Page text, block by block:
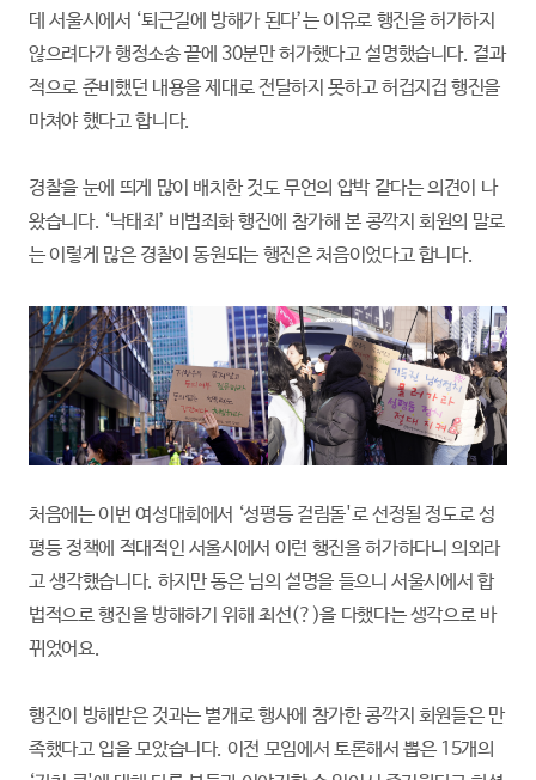
데 서울시에서 ‘퇴근길에 방해가 된다’는 이유로 행진을 허가하지
않으려다가 행정소송 끝에 30분만 허가했다고 설명했습니다. 결과
적으로 준비했던 내용을 제대로 전달하지 못하고 허겁지겁 행진을
마쳐야 했다고 합니다.
경찰을 눈에 띄게 많이 배치한 것도 무언의 압박 같다는 의견이 나
왔습니다. ‘낙태죄’ 비범죄화 행진에 참가해 본 콩깍지 회원의 말로
는 이렇게 많은 경찰이 동원되는 행진은 처음이었다고 합니다.
처음에는 이번 여성대회에서 ‘성평등 걸림돌'로 선정될 정도로 성
평등 정책에 적대적인 서울시에서 이런 행진을 허가하다니 의외라
고 생각했습니다. 하지만 동은 님의 설명을 들으니 서울시에서 합
법적으로 행진을 방해하기 위해 최선(?)을 다했다는 생각으로 바
뀌었어요.
행진이 방해받은 것과는 별개로 행사에 참가한 콩깍지 회원들은 만
족했다고 입을 모았습니다. 이전 모임에서 토론해서 뽑은 15개의